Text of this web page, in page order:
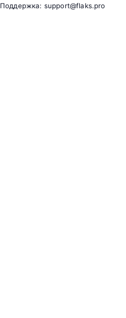
Поддержка: support@flaks.pro